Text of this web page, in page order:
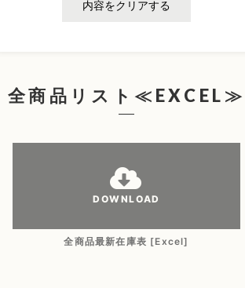
内容をクリアする
全商品リスト≪EXCEL≫
DOWNLOAD
全商品最新在庫表 [Excel]